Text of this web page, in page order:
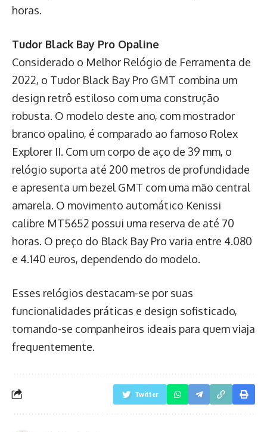
horas.
Tudor Black Bay Pro Opaline
Considerado o Melhor Relógio de Ferramenta de
2022, o Tudor Black Bay Pro GMT combina um
design retrô estiloso com uma construção
robusta. O modelo deste ano, com mostrador
branco opalino, é comparado ao famoso Rolex
Explorer II. Com um corpo de aço de 39 mm, o
relógio suporta até 200 metros de profundidade
e apresenta um bezel GMT com uma mão central
amarela. O movimento automático Kenissi
calibre MT5652 possui uma reserva de até 70
horas. O preço do Black Bay Pro varia entre 4.080
e 4.140 euros, dependendo do modelo.
Esses relógios destacam-se por suas
funcionalidades práticas e design sofisticado,
tornando-se companheiros ideais para quem viaja
frequentemente.
Twitter